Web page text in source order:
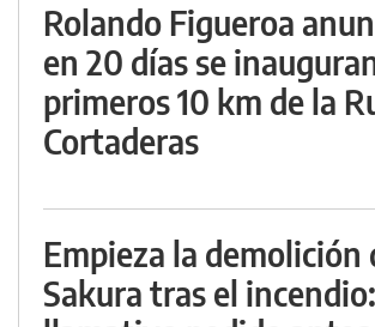
Rolando Figueroa
en 20 días se
primeros 10 km de la
Cortaderas
Empieza la demolición
Sakura tras el